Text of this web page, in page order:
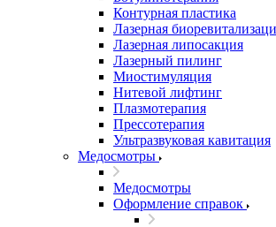
Контурная пластика
Лазерная
Лазерная липосакция
Лазерный пилинг
Миостимуляция
Нитевой лифтинг
Плазмотерапия
Прессотерапия
Ультразвуковая кавитация
Медосмотры
Медосмотры
Оформление справок